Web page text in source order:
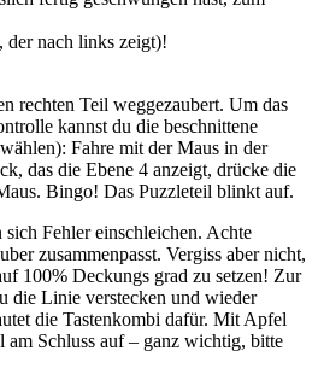
der nach links zeigt)!
rechten Teil weggezaubert. Um das
kannst du die beschnittene
Fahre mit der Maus in der
das die Ebene 4 anzeigt, drücke die
Bingo! Das Puzzleteil blinkt auf.
Fehler einschleichen. Achte
zusammenpasst. Vergiss aber nicht,
100% Deckungs grad zu setzen! Zur
die Linie verstecken und wieder
die Tastenkombi dafür. Mit Apfel
Schluss auf – ganz wichtig, bitte